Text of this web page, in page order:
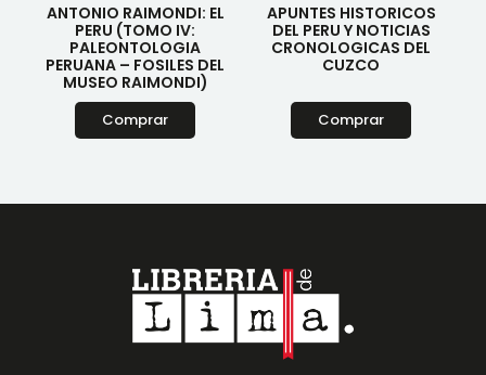
ANTONIO RAIMONDI: EL
PERU (TOMO IV:
PALEONTOLOGIA
PERUANA – FOSILES DEL
MUSEO RAIMONDI)
Comprar
APUNTES HISTORICOS
DEL PERU Y NOTICIAS
CRONOLOGICAS DEL
CUZCO
Comprar